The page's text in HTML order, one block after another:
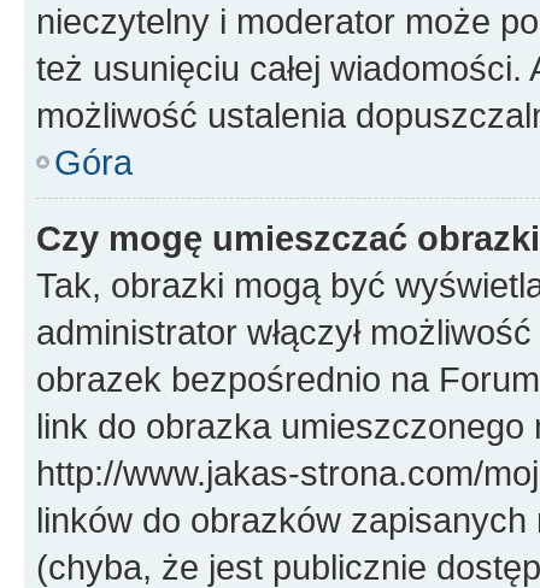
nieczytelny i moderator może
też usunięciu całej
możliwość ustalenia
Góra
Czy mogę umieszczać
Tak, obrazki mogą być
administrator włączył
obrazek bezpośrednio na
link do obrazka
http://www.jakas-strona.com/
linków do obrazków
(chyba, że jest publicznie